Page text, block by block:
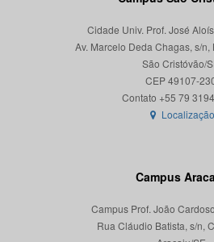
Cidade Univ. Prof. José
Av. Marcelo Deda Chagas, s/n,
São Cristóvão/
CEP 49107-
Localização
Campus
Campus Prof. João
Rua Cláudio Batista, s/n,